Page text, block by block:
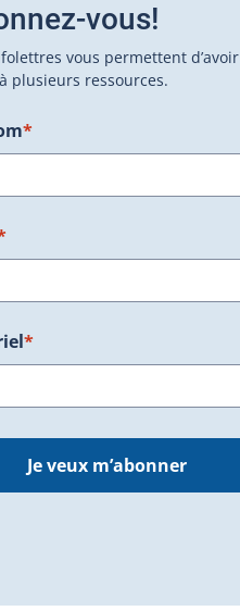
fenêtre.)
nouvelle fenêtre.)
vous!
vous permettent d’avoir
plusieurs ressources.
*
*
Je veux m’abonner